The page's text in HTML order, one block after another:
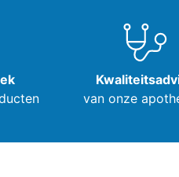
van onze